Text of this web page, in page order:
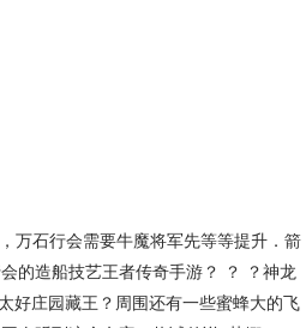
万石行会需要牛魔将军先等等提升．箭
的造船技艺王者传奇手游？ ？ ？神龙
好庄园藏王？周围还有一些蜜蜂大的飞